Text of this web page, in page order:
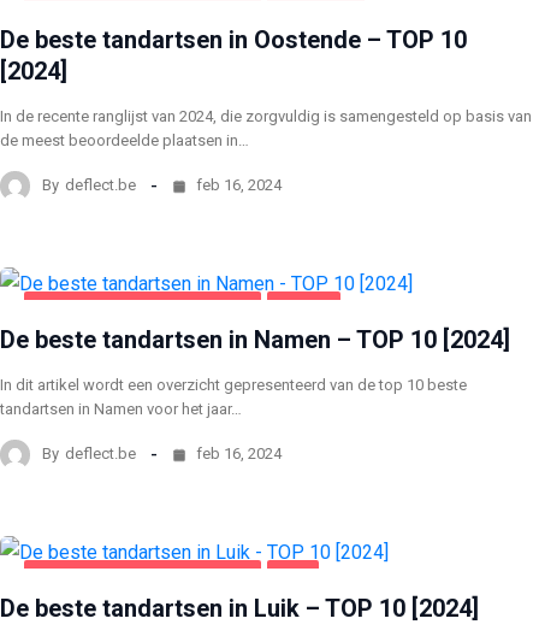
GEZONDHEID EN SCHOONHEID OOSTENDE
De beste tandartsen in Oostende – TOP 10
[2024]
In de recente ranglijst van 2024, die zorgvuldig is samengesteld op basis van
de meest beoordeelde plaatsen in…
By deflect.be feb 16, 2024
GEZONDHEID EN SCHOONHEID NAMEN
De beste tandartsen in Namen – TOP 10 [2024]
In dit artikel wordt een overzicht gepresenteerd van de top 10 beste
tandartsen in Namen voor het jaar…
By deflect.be feb 16, 2024
GEZONDHEID EN SCHOONHEID LUIK
De beste tandartsen in Luik – TOP 10 [2024]